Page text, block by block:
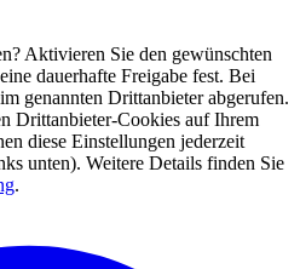
Aktivieren Sie den gewünschten
dauerhafte Freigabe fest. Bei
genannten Drittanbieter abgerufen.
Drittanbieter-Cookies auf Ihrem
diese Einstellungen jederzeit
unten). Weitere Details finden Sie
.